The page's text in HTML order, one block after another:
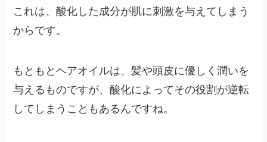
これは、酸化した成分が肌に刺激を与えてしまう
からです。
もともとヘアオイルは、髪や頭皮に優しく潤いを
与えるものですが、酸化によってその役割が逆転
してしまうこともあるんですね。